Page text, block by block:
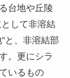
台地や丘陵
して非溶結
と、非溶結部
。更にシラ
いるもの